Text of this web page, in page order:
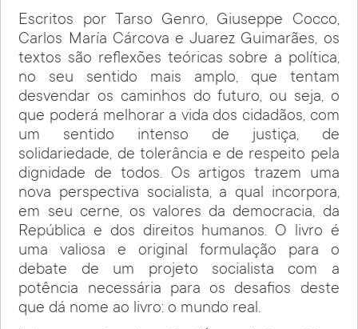
Escritos por Tarso Genro, Giuseppe Cocco,
Carlos María Cárcova e Juarez Guimarães, os
textos são reflexões teóricas sobre a política,
no seu sentido mais amplo, que tentam
desvendar os caminhos do futuro, ou seja, o
que poderá melhorar a vida dos cidadãos, com
um sentido intenso de justiça, de
solidariedade, de tolerância e de respeito pela
dignidade de todos. Os artigos trazem uma
nova perspectiva socialista, a qual incorpora,
em seu cerne, os valores da democracia, da
República e dos direitos humanos. O livro é
uma valiosa e original formulação para o
debate de um projeto socialista com a
potência necessária para os desafios deste
que dá nome ao livro: o mundo real.